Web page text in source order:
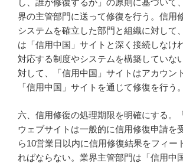
し、誰が修復するか」の原則に基づいて
界の主管部門に送って修復を行う。信用
システムを確立した部門と組織に対して
は「信用中国」サイトと深く接続しなけ
対応する制度やシステムを構築していな
対して、「信用中国」サイトはアカウン
「信用中国」サイトを通じて修復を行う。
六、信用修復の処理期限を明確にする。
ウェブサイトは一般的に信用修復申請を
ら10営業日以内に信用修復結果をフィー
ればならない。業界主管部門は「信用中